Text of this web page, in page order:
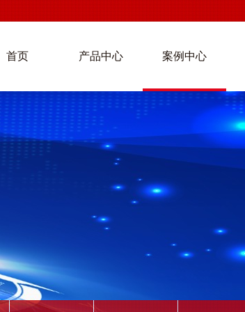
首页 产品中心 案例中心